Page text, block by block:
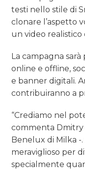
testi nello stile di
clonare l’aspetto
un video realistico
La campagna
online e offline,
e banner digitali.
contribuiranno a
“Crediamo nel
commenta Dmitry
Benelux di Milka -
meraviglioso per
specialmente